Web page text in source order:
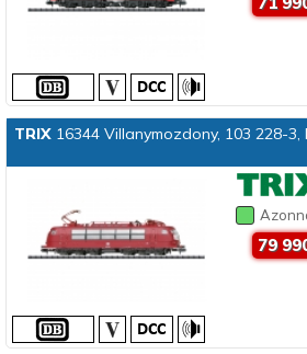
TRIX16344 Villanymozdony, 103 228-3,
79